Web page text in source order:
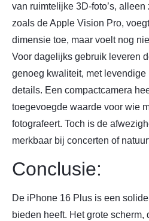
van ruimtelijke 3D-foto’s,
zoals de Apple Vision Pro,
dimensie toe, maar voelt nog
Voor dagelijks gebruik leveren
genoeg kwaliteit, met
details. Een compactcamera
toegevoegde waarde voor wie
fotografeert. Toch is de
merkbaar bij concerten of
Conclusie:
De iPhone 16 Plus is een
bieden heeft. Het grote